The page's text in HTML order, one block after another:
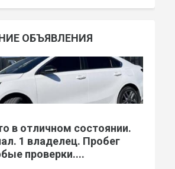
ОБЪЯВЛЕНИЯ
в отличном состоянии.
1 владелец. Пробег
проверки....